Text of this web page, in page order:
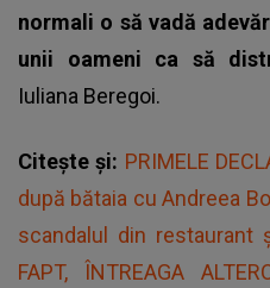
normali o să vadă
unii oameni ca să
Iuliana Beregoi.
Citește și: PRIMELE
după bătaia cu Andreea
scandalul din restaurant
FAPT, ÎNTREAGA